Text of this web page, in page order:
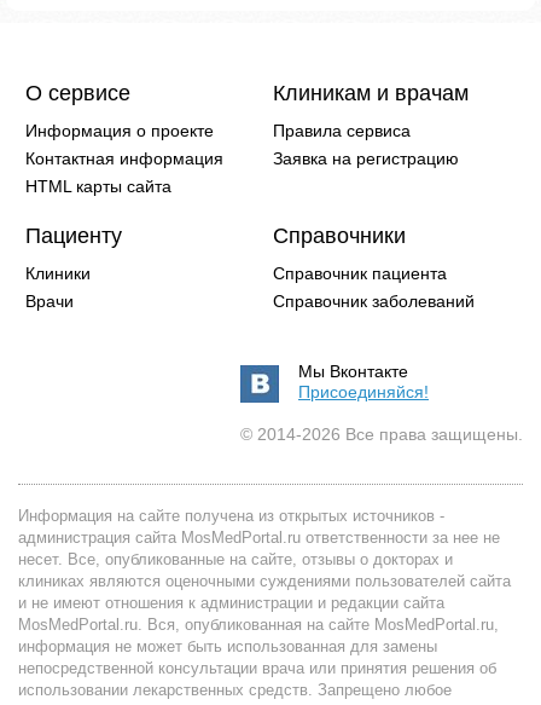
О сервисе
Информация о проекте
Контактная информация
HTML карты сайта
Клиникам и врачам
Правила сервиса
Заявка на регистрацию
Пациенту
Клиники
Врачи
Справочники
Справочник пациента
Справочник заболеваний
Мы Вконтакте
Присоединяйся!
© 2014-2026 Все права защищены.
Информация на сайте получена из открытых источников -
администрация сайта MosMedPortal.ru ответственности за нее не
несет. Все, опубликованные на сайте, отзывы о докторах и
клиниках являются оценочными суждениями пользователей сайта
и не имеют отношения к администрации и редакции сайта
MosMedPortal.ru. Вся, опубликованная на сайте MosMedPortal.ru,
информация не может быть использованная для замены
непосредственной консультации врача или принятия решения об
использовании лекарственных средств. Запрещено любое